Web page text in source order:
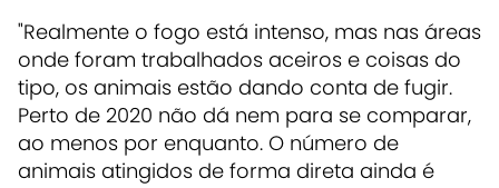
"Realmente o fogo está intenso, mas nas áreas
onde foram trabalhados aceiros e coisas do
tipo, os animais estão dando conta de fugir.
Perto de 2020 não dá nem para se comparar,
ao menos por enquanto. O número de
animais atingidos de forma direta ainda é